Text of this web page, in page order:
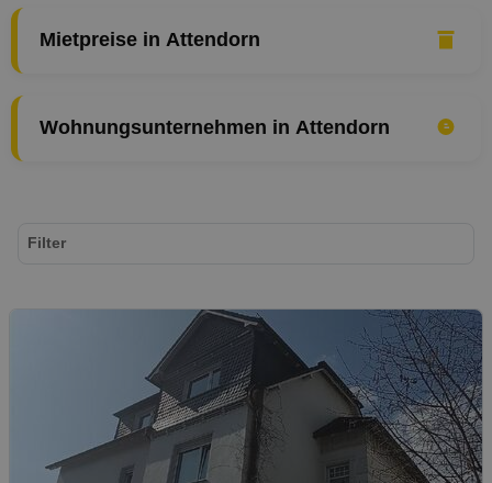
Mietpreise in Attendorn
Wohnungsunternehmen in Attendorn
Filter